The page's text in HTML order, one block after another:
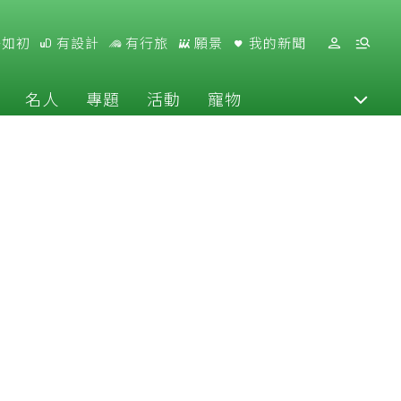
初 有設計 有行旅 願景 我的新聞
名人 專題 活動 寵物